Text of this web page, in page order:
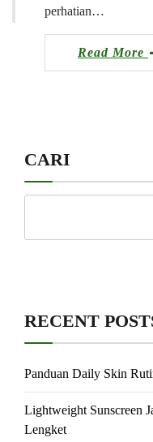
perhatian…
Read More
CARI
RECENT
Panduan Daily Skin
Lightweight Sunscreen
Lengket